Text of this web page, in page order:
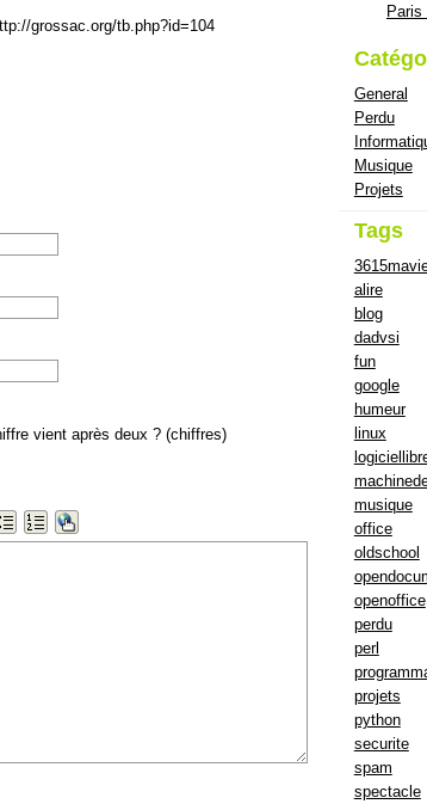
grossac.org/tb.php?id=104
vient après deux ? (chiffres)
General
Perdu
Musique
Projets
Tags
alire
blog
dadvsi
fun
google
humeur
linux
musique
office
oldschool
openoffice
perdu
perl
projets
python
securite
spam
spectacle